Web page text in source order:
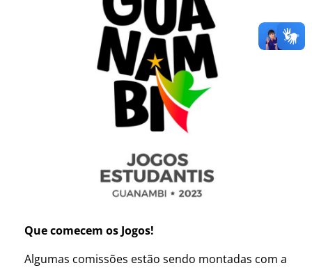
Que comecem os Jogos!
Algumas comissões estão sendo montadas com a